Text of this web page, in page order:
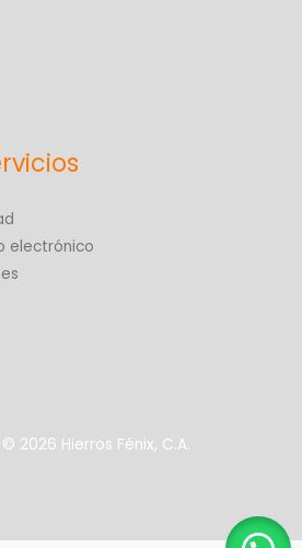
electrónico
2026 Hierros Fénix, C.A.